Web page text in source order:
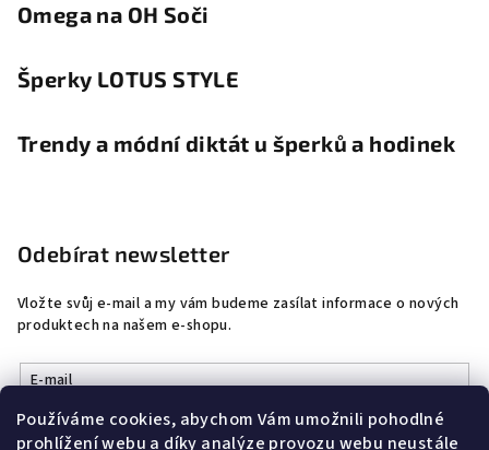
Používáme cookies, abychom Vám umožnili pohodlné
prohlížení webu a díky analýze provozu webu neustále
Omega na OH Soči
Šperky LOTUS STYLE
Trendy a módní diktát u šperků a hodinek
Odebírat newsletter
Vložte svůj e-mail a my vám budeme zasílat informace o nových
produktech na našem e-shopu.
E-mail
Vložením e-mailu souhlasíte spodmínkami ochrany osobních